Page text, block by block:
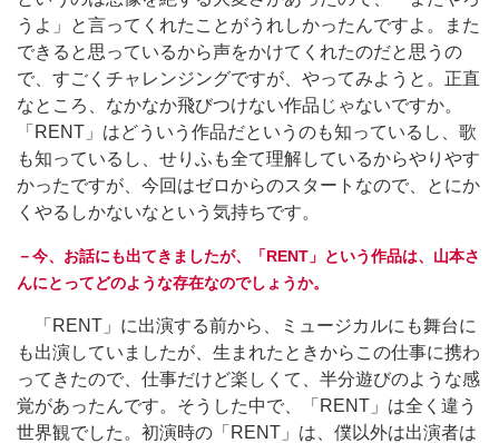
うよ」と言ってくれたことがうれしかったんですよ。また
できると思っているから声をかけてくれたのだと思うの
で、すごくチャレンジングですが、やってみようと。正直
なところ、なかなか飛びつけない作品じゃないですか。
「RENT」はどういう作品だというのも知っているし、歌
も知っているし、せりふも全て理解しているからやりやす
かったですが、今回はゼロからのスタートなので、とにか
くやるしかないなという気持ちです。
－今、お話にも出てきましたが、「RENT」という作品は、山本さ
んにとってどのような存在なのでしょうか。
「RENT」に出演する前から、ミュージカルにも舞台に
も出演していましたが、生まれたときからこの仕事に携わ
ってきたので、仕事だけど楽しくて、半分遊びのような感
覚があったんです。そうした中で、「RENT」は全く違う
世界観でした。初演時の「RENT」は、僕以外は出演者は